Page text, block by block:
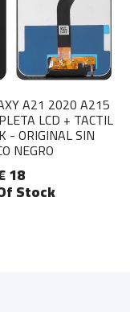
A21 2020 A215
LCD + TACTIL
- ORIGINAL SIN
NEGRO
18
Stock